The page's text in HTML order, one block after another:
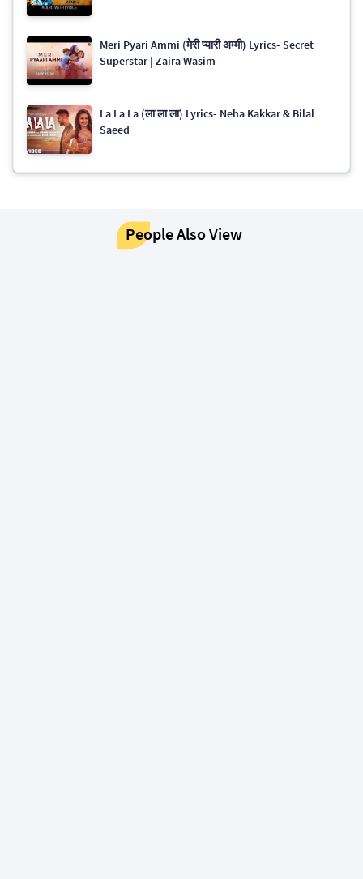
Meri Pyari Ammi (मेरी प्यारी अम्मी) Lyrics- Secret
Superstar | Zaira Wasim
La La La (ला ला ला) Lyrics- Neha Kakkar & Bilal
Saeed
People Also View